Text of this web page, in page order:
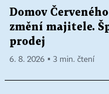
Domov
změní majitele.
prodej
6. 8. 2026 ▪ 3 min. čtení